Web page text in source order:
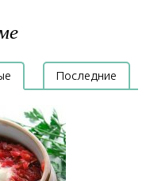
Последние